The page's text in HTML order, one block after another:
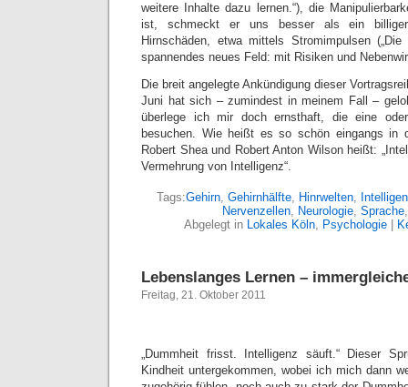
weitere Inhalte dazu lernen.“), die
ist, schmeckt er uns besser als ein
Hirnschäden, etwa mittels Stromimpulsen
spannendes neues Feld: mit Risiken und
Die breit angelegte Ankündigung dieser
Juni hat sich – zumindest in meinem Fall –
überlege ich mir doch ernsthaft, die eine
besuchen. Wie heißt es so schön eingangs in
Robert Shea und Robert Anton Wilson heißt:
Vermehrung von Intelligenz“.
Tags:Gehirn, Gehirnhälfte, Hinrwelten,
Nervenzellen, Neurologie, Sprache
Abgelegt in Lokales Köln, Psychologie
Lebenslanges Lernen –
Freitag, 21. Oktober 2011
„Dummheit frisst. Intelligenz säuft.“ Dieser
Kindheit untergekommen, wobei ich mich dann